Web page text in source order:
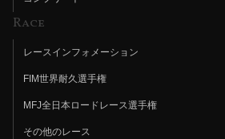
Race
レースインフォメーション
FIM世界耐久選手権
MFJ全日本ロードレース選手権
その他のレース